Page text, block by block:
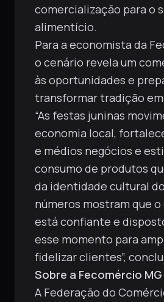
comercialização para o
alimentício.
Para a economista da
o cenário revela um
às oportunidades e
transformar tradição
“As festas juninas
economia local,
e médios negócios e
consumo de produtos
da identidade cultural
números mostram que
está confiante e
esse momento para
fidelizar clientes”,
Sobre a Fecomércio MG
A Federação do